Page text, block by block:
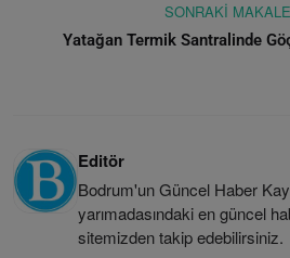
SONRAKI MAKALE
Yatağan Termik Santralinde
Editör
Bodrum'un Güncel Haber
yarımadasındaki en güncel
sitemizden takip edebilirsiniz.